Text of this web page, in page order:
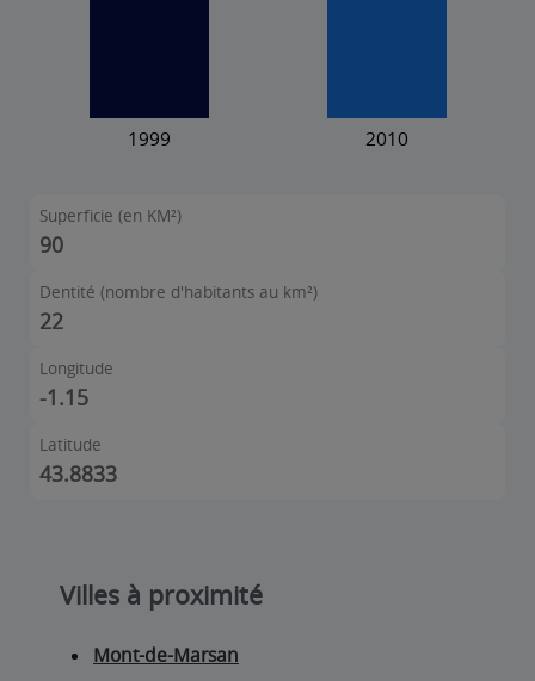
Superficie (en KM²)
90
Dentité (nombre d'habitants au km²)
22
Longitude
-1.15
Latitude
43.8833
Villes à proximité
Mont-de-Marsan